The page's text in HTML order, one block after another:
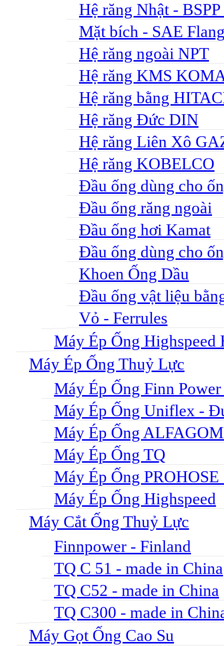
Hệ răng Nhật -
Mặt bích - SAE
Hệ răng ngoài NPT
Hệ răng KMS
Hệ răng bằng
Hệ răng Đức DIN
Hệ răng Liên Xô
Hệ răng KOBELCO
Đầu ống dùng cho
Đầu ống răng ngoài
Đầu ống hơi Kamat
Đầu ống dùng cho
Khoen Ống Dầu
Đầu ống vật liệu
Vỏ - Ferrules
Máy Ép Ống Highspeed
Máy Ép Ống Thuỷ Lực
Máy Ép Ống Finn
Máy Ép Ống Uniflex -
Máy Ép Ống
Máy Ép Ống TQ
Máy Ép Ống PROHOSE
Máy Ép Ống Highspeed
Máy Cắt Ống Thuỷ Lực
Finnpower - Finland
TQ C 51 - made in China
TQ C52 - made in China
TQ C300 - made in
Máy Gọt Ống Cao Su